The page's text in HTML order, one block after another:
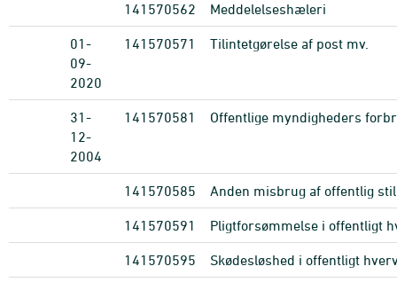
141570562 Meddelelseshæleri
01-
09-
2020
141570571 Tilintetgørelse af post mv.
31-
12-
2004
141570581 Offentlige myndigheders
141570585 Anden misbrug af offentlig
141570591 Pligtforsømmelse i offentligt
141570595 Skødesløshed i offentligt